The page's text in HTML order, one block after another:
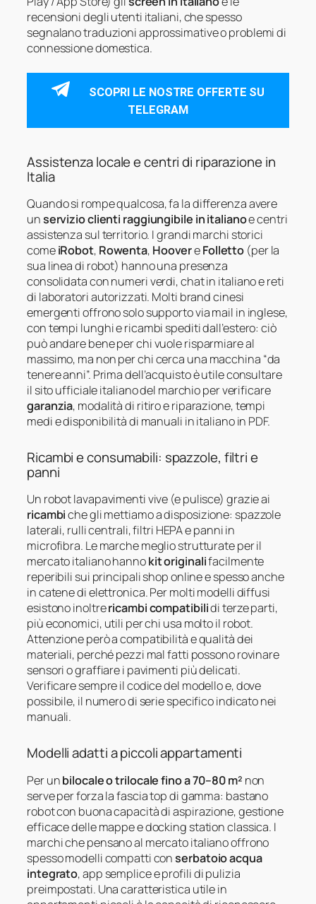
recensioni degli utenti italiani, che spesso
segnalano traduzioni approssimative o problemi di
connessione domestica.
SCOPRI LE NOSTRE OFFERTE SU
TELEGRAM
Assistenza locale e centri di riparazione in
Italia
Quando si rompe qualcosa, fa la differenza avere
unservizio clienti raggiungibile in italianoe centri
assistenza sul territorio. I grandi marchi storici
comeiRobot, Rowenta, HoovereFolletto (per la
sua linea di robot) hanno una presenza
consolidata con numeri verdi, chat in italiano e reti
di laboratori autorizzati. Molti brand cinesi
emergenti offrono solo supporto via mail in inglese,
con tempi lunghi e ricambi spediti dall’estero: ciò
può andare bene per chi vuole risparmiare al
massimo, ma non per chi cerca una macchina “da
tenere anni”. Prima dell’acquisto è utile consultare
il sito ufficiale italiano del marchio per verificare
garanzia, modalità di ritiro e riparazione, tempi
medi e disponibilità di manuali in italiano in PDF.
Ricambi e consumabili: spazzole, filtri e
panni
Un robot lavapavimenti vive (e pulisce) grazie ai
ricambiche gli mettiamo a disposizione: spazzole
laterali, rulli centrali, filtri HEPA e panni in
microfibra. Le marche meglio strutturate per il
mercato italiano hannokit originalifacilmente
reperibili sui principali shop online e spesso anche
in catene di elettronica. Per molti modelli diffusi
esistono inoltrericambi compatibilidi terze parti,
più economici, utili per chi usa molto il robot.
Attenzione però a compatibilità e qualità dei
materiali, perché pezzi mal fatti possono rovinare
sensori o graffiare i pavimenti più delicati.
Verificare sempre il codice del modello e, dove
possibile, il numero di serie specifico indicato nei
manuali.
Modelli adatti a piccoli appartamenti
Per unbilocale o trilocale fino a 70–80 m² non
serve per forza la fascia top di gamma: bastano
robot con buona capacità di aspirazione, gestione
efficace delle mappe e docking station classica. I
marchi che pensano al mercato italiano offrono
spesso modelli compatti conserbatoio acqua
integrato, app semplice e profili di pulizia
preimpostati. Una caratteristica utile in